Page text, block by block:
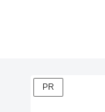
PR